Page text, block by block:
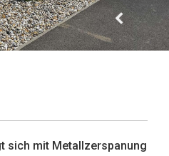
sich mit Metallzerspanung